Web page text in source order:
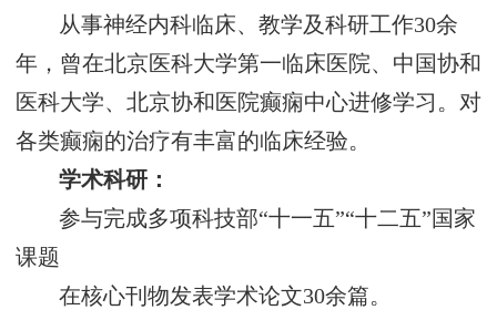
从事神经内科临床、教学及科研工作30余
年，曾在北京医科大学第一临床医院、中国协和
医科大学、北京协和医院癫痫中心进修学习。对
各类癫痫的治疗有丰富的临床经验。
学术科研：
参与完成多项科技部“十一五”“十二五”国家
课题
在核心刊物发表学术论文30余篇。